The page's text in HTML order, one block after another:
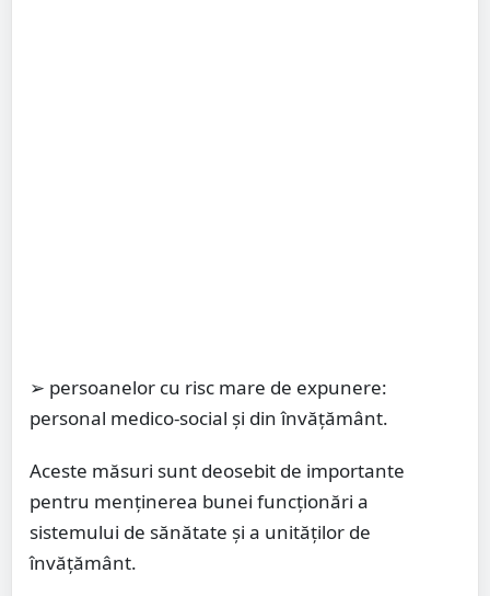
➢ persoanelor cu risc mare de expunere:
personal medico-social și din învățământ.
Aceste măsuri sunt deosebit de importante
pentru menținerea bunei funcționări a
sistemului de sănătate și a unităților de
învățământ.